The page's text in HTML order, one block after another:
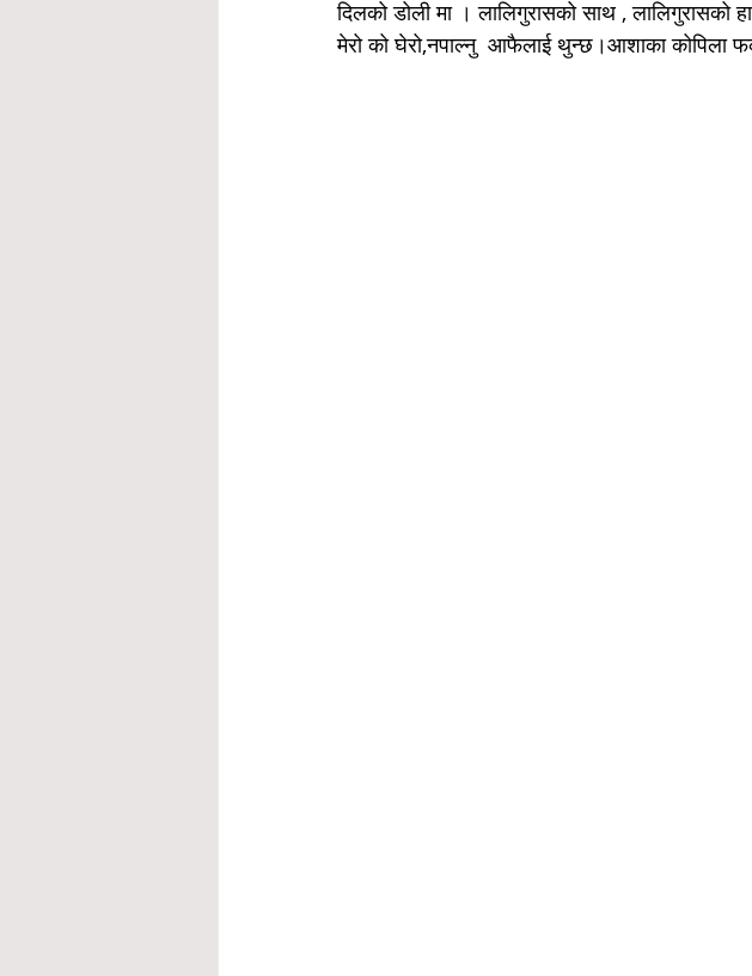
दिलको डोली मा । लालिगुरासको साथ , लालिगुरासको
मेरो को घेरो,नपाल्नु  आफैलाई थुन्छ।आशाका कोपिला